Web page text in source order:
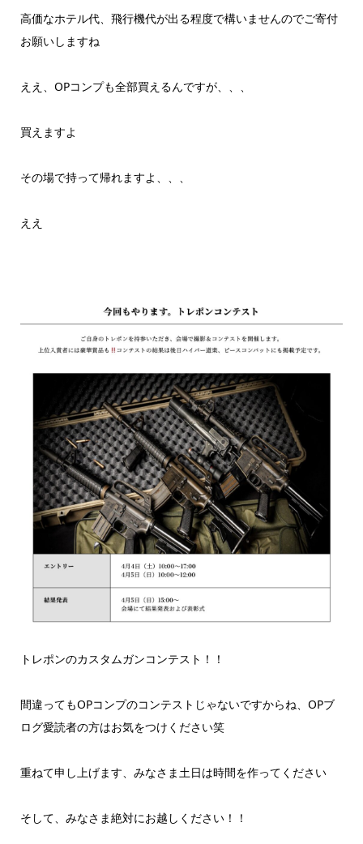
高価なホテル代、飛行機代が出る程度で構いませんのでご寄付
お願いしますね
ええ、OPコンプも全部買えるんですが、、、
買えますよ
その場で持って帰れますよ、、、
ええ
トレポンのカスタムガンコンテスト！！
間違ってもOPコンプのコンテストじゃないですからね、OPブ
ログ愛読者の方はお気をつけください笑
重ねて申し上げます、みなさま土日は時間を作ってください
そして、みなさま絶対にお越しください！！